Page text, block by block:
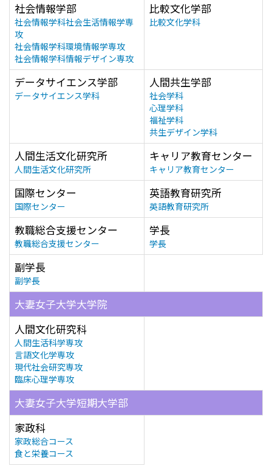
社会情報学部
社会情報学科社会生活情報学専
攻
社会情報学科環境情報学専攻
社会情報学科情報デザイン専攻
比較文化学部
比較文化学科
データサイエンス学部
データサイエンス学科
人間共生学部
社会学科
心理学科
福祉学科
共生デザイン学科
人間生活文化研究所
人間生活文化研究所
キャリア教育センター
キャリア教育センター
国際センター
国際センター
英語教育研究所
英語教育研究所
教職総合支援センター
教職総合支援センター
学長
学長
副学長
副学長
大妻女子大学大学院
人間文化研究科
人間生活科学専攻
言語文化学専攻
現代社会研究専攻
臨床心理学専攻
大妻女子大学短期大学部
家政科
家政総合コース
食と栄養コース